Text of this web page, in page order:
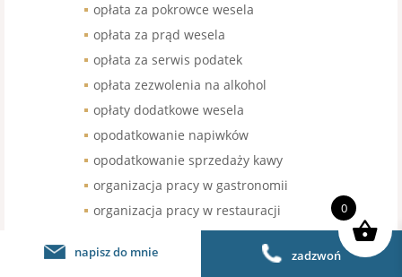
opłata za pokrowce wesela
opłata za prąd wesela
opłata za serwis podatek
opłata zezwolenia na alkohol
opłaty dodatkowe wesela
opodatkowanie napiwków
opodatkowanie sprzedaży kawy
organizacja pracy w gastronomii
organizacja pracy w restauracji
organizacja urodzin stawka VAT
organizacja wesel
napisz do mnie zadzwoń
0